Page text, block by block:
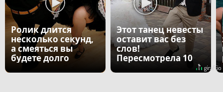
Ролик длится
несколько секунд,
а смеяться вы
будете долго
Этот танец невесты
оставит вас без
слов!
Пересмотрела 10